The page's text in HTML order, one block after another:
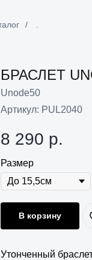
/
БРАСЛЕТ
Unode50
Артикул: PUL2040
8 290 р.
Размер
В корзину
Утонченный